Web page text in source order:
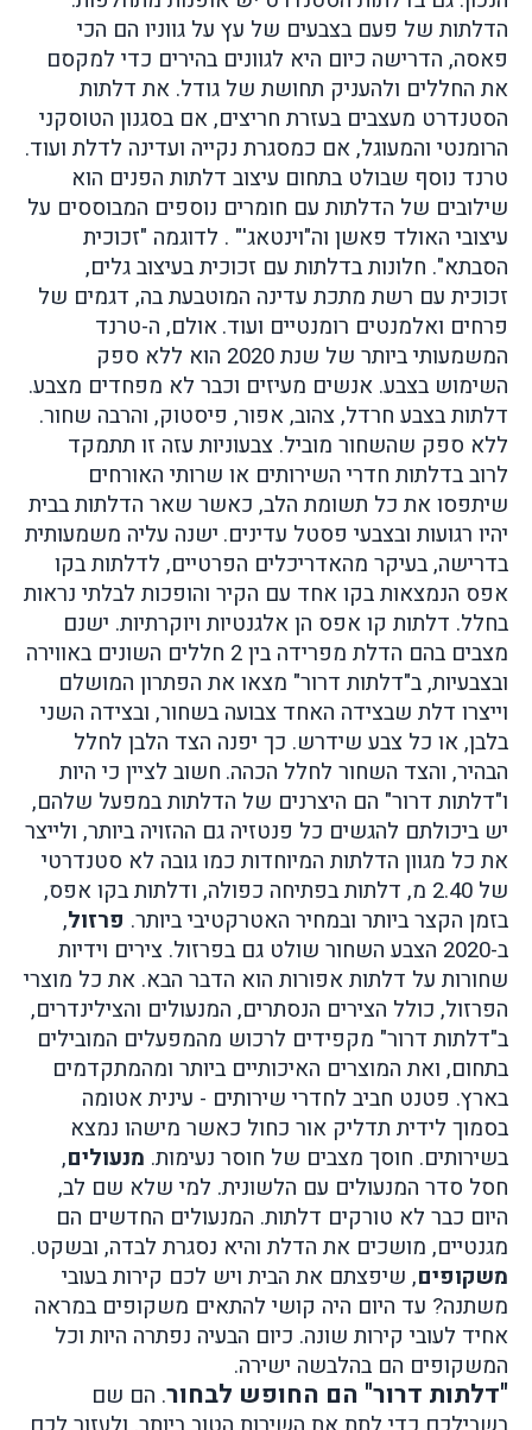
הדלתות של פעם בצבעים של עץ על גווניו הם הכי
פאסה, הדרישה כיום היא לגוונים בהירים כדי למקסם
את החללים ולהעניק תחושת של גודל. את דלתות
הסטנדרט מעצבים בעזרת חריצים, אם בסגנון הטוסקני
הרומנטי והמעוגל, אם כמסגרת נקייה ועדינה לדלת ועוד.
טרנד נוסף שבולט בתחום עיצוב דלתות הפנים הוא
שילובים של הדלתות עם חומרים נוספים המבוססים על
עיצובי האולד פאשן וה"וינטאג'" . לדוגמה "זכוכית
הסבתא". חלונות בדלתות עם זכוכית בעיצוב גלים,
זכוכית עם רשת מתכת עדינה המוטבעת בה, דגמים של
פרחים ואלמנטים רומנטיים ועוד.אולם, ה-טרנד
המשמעותי ביותר של שנת 2020 הוא ללא ספק
השימוש בצבע. אנשים מעיזים וכבר לא מפחדים מצבע.
דלתות בצבע חרדל, צהוב, אפור, פיסטוק, והרבה שחור.
ללא ספק שהשחור מוביל. צבעוניות עזה זו תתמקד
לרוב בדלתות חדרי השירותים או שרותי האורחים
שיתפסו את כל תשומת הלב, כאשר שאר הדלתות בבית
יהיו רגועות ובצבעי פסטל עדינים. ישנה עליה משמעותית
בדרישה, בעיקר מהאדריכלים הפרטיים, לדלתות בקו
אפס הנמצאות בקו אחד עם הקיר והופכות לבלתי נראות
בחלל. דלתות קו אפס הן אלגנטיות ויוקרתיות. ישנם
מצבים בהם הדלת מפרידה בין 2 חללים השונים באווירה
ובצבעיות, ב"דלתות דרור" מצאו את הפתרון המושלם
וייצרו דלת שבצידה האחד צבועה בשחור, ובצידה השני
בלבן, או כל צבע שידרש. כך יפנה הצד הלבן לחלל
הבהיר, והצד השחור לחלל הכהה. חשוב לציין כי היות
ו"דלתות דרור" הם היצרנים של הדלתות במפעל שלהם,
יש ביכולתם להגשים כל פנטזיה גם ההזויה ביותר, ולייצר
את כל מגוון הדלתות המיוחדות כמו גובה לא סטנדרטי
של 2.40 מ, דלתות בפתיחה כפולה, ודלתות בקו אפס,
בזמן הקצר ביותר ובמחיר האטרקטיבי ביותר. פרזול,
ב-2020 הצבע השחור שולט גם בפרזול. צירים וידיות
שחורות על דלתות אפורות הוא הדבר הבא. את כל מוצרי
הפרזול, כולל הצירים הנסתרים, המנעולים והצילינדרים,
ב"דלתות דרור" מקפידים לרכוש מהמפעלים המובילים
בתחום, ואת המוצרים האיכותיים ביותר ומהמתקדמים
בארץ. פטנט חביב לחדרי שירותים - עינית אטומה
בסמוך לידית תדליק אור כחול כאשר מישהו נמצא
בשירותים. חוסך מצבים של חוסר נעימות. מנעולים,
חסל סדר המנעולים עם הלשונית. למי שלא שם לב,
היום כבר לא טורקים דלתות. המנעולים החדשים הם
מגנטיים, מושכים את הדלת והיא נסגרת לבדה, ובשקט.
משקופים, שיפצתם את הבית ויש לכם קירות בעובי
משתנה? עד היום היה קושי להתאים משקופים במראה
אחיד לעובי קירות שונה. כיום הבעיה נפתרה היות וכל
המשקופים הם בהלבשה ישירה.
"דלתות דרור" הם החופש לבחור. הם שם